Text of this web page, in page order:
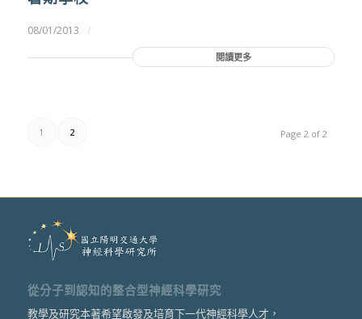
08/01/2013 /
閱讀更多
Page 2 of 2
1 2
從分子到認知的整合型神經科學研究
教學及研究本著希望啟發及培育下一代神經科學人才，